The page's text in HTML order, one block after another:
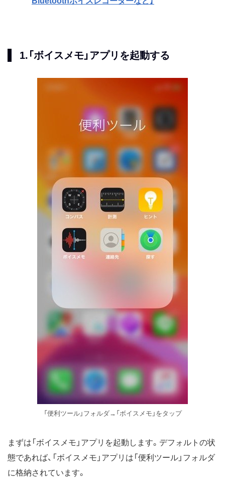
1.「ボイスメモ」アプリを起動する
「便利ツール」フォルダ→「ボイスメモ」をタップ
まずは「ボイスメモ」アプリを起動します。デフォルトの状
態であれば、「ボイスメモ」アプリは「便利ツール」フォルダ
に格納されています。